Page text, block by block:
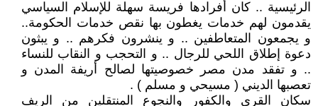
الرئيسية .. كان أفرادها فريسة سهلة للإسلام السياسي
يقدمون لهم خدمات يغطون بها نقص خدمات الحكومة..
و يجمعون المتعاطفين .. و ينشرون فكرهم .. و يبثون
دعوة إطلاق اللحي للرجال .. و التحجب و النقاب للنساء
.. و تفقد مدن مصر خصوصيتها لصالح أريفة المدن و
تعصبها الديني ( مسيحي و مسلم ) .
سكان القرى والكفور والنجوع المنتقلين من الريف